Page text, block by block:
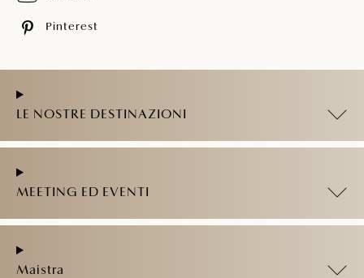
Pinterest
LE NOSTRE DESTINAZIONI
MEETING ED EVENTI
Maistra